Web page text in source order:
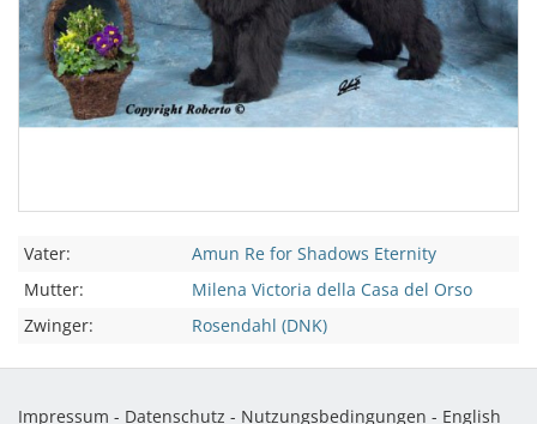
Vater:
Amun Re for Shadows Eternity
Mutter:
Milena Victoria della Casa del Orso
Zwinger:
Rosendahl (DNK)
Impressum - Datenschutz - Nutzungsbedingungen - English